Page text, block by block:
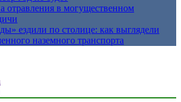
отравления в могущественном
ездили по столице: как выглядели
наземного транспорта